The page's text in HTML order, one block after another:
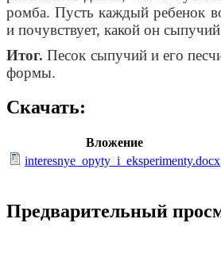
ромба. Пусть каждый ребенок
и почувствует, какой он
Итог. Песок сыпучий и его
формы.
Скачать:
Вложение
interesnye_opyty_i_eksperimenty.docx
Предварительный